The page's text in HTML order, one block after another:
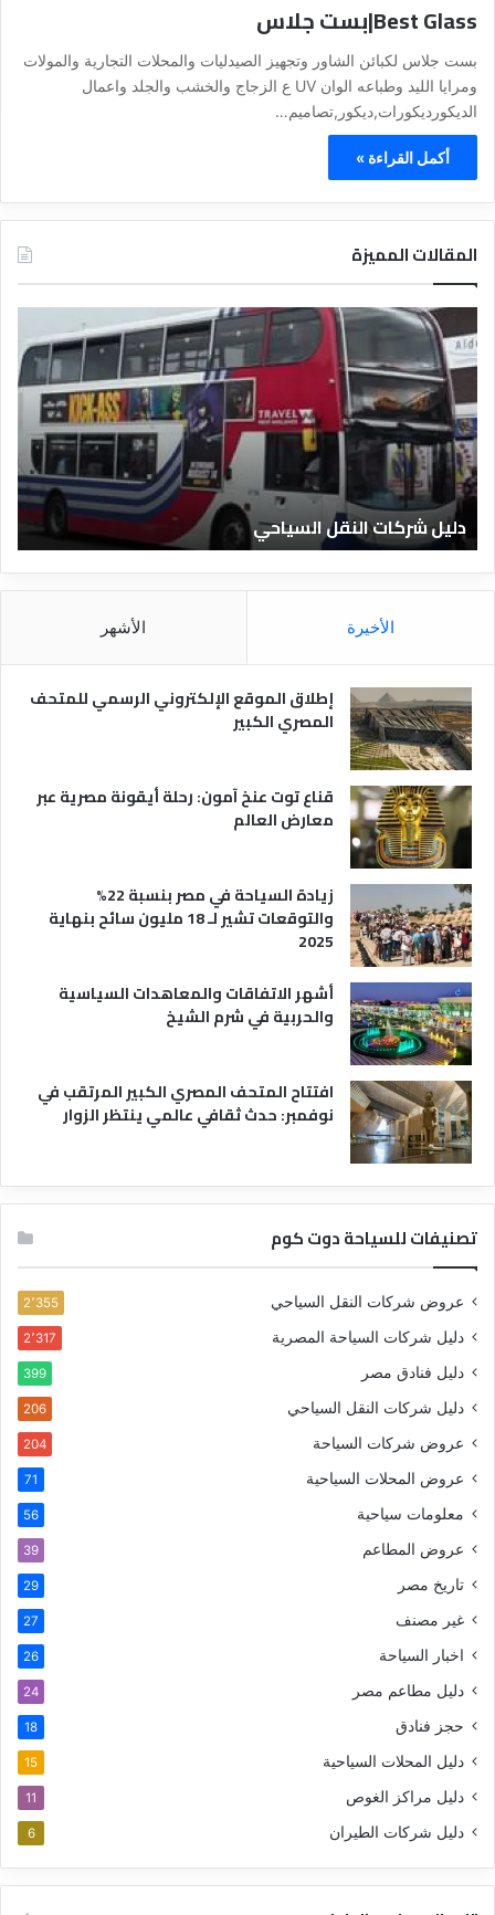
Best Glass|بست جلاس
بست جلاس لكبائن الشاور وتجهيز الصيدليات والمحلات التجارية والمولات
ومرايا الليد وطباعه الوان UV ع الزجاج والخشب والجلد واعمال
الديكورديكورات,ديكور,تصاميم…
أكمل القراءة »
المقالات المميزة
ل
ي
ش
ر
ك
ا
ت
ل
ن
ق
ل
س
ح
ي
دليل شركات النقل السياحي
ا
ر
الأخيرة الأشهر
إطلاق الموقع الإلكتروني الرسمي للمتحف
المصري الكبير
قناع توت عنخ آمون: رحلة أيقونة مصرية عبر
معارض العالم
زيادة السياحة في مصر بنسبة 22%
والتوقعات تشير لـ 18 مليون سائح بنهاية
2025
أشهر الاتفاقات والمعاهدات السياسية
والحربية في شرم الشيخ
افتتاح المتحف المصري الكبير المرتقب في
نوفمبر: حدث ثقافي عالمي ينتظر الزوار
تصنيفات للسياحة دوت كوم
عروض شركات النقل السياحي 2٬355
دليل شركات السياحة المصرية 2٬317
دليل فنادق مصر 399
دليل شركات النقل السياحي 206
عروض شركات السياحة 204
عروض المحلات السياحية 71
معلومات سياحية 56
عروض المطاعم 39
تاريخ مصر 29
غير مصنف 27
اخبار السياحة 26
دليل مطاعم مصر 24
حجز فنادق 18
دليل المحلات السياحية 15
دليل مراكز الغوص 11
دليل شركات الطيران 6